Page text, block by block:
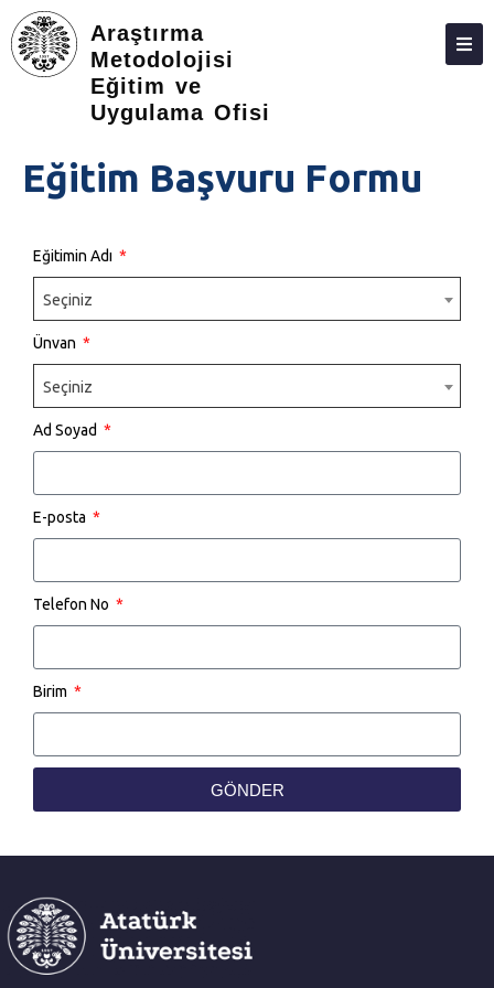
Araştırma
Metodolojisi
Eğitim ve
Uygulama Ofisi
HAKKIMIZDA
EĞITIM
WEBINAR
YARDIMCI MATERYAL
YAZILIM
İLETIŞIM
Eğitim Başvuru Formu
Eğitimin Adı
Seçiniz
Ünvan
Seçiniz
Ad Soyad
E-posta
Telefon No
Birim
GÖNDER